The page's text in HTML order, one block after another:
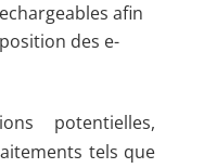
afin
des e-
potentielles,
tels que